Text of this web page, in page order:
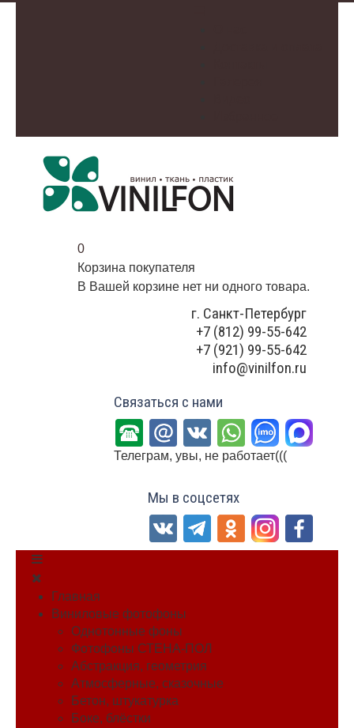
0
Корзина покупателя
В Вашей корзине нет ни одного товара.
г. Санкт-Петербург
+7 (812) 99-55-642
+7 (921) 99-55-642
info@vinilfon.ru
Связаться с нами
Телеграм, увы, не работает(((
Мы в соцсетях
Главная
Виниловые фотофоны
Однотонные фоны
Фотофоны СТЕНА-ПОЛ
Абстракция, геометрия
Атмосферные, сказочные
Бетон, штукатурка
Боке, блёстки